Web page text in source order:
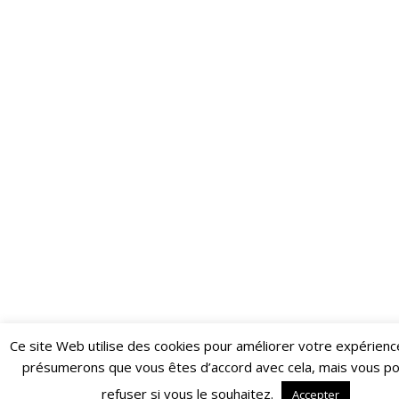
Restez informé·e des dernières actualités du Poing !
ABONNEZ-VOUS À LA NEWSLETTER
Ce site Web utilise des cookies pour améliorer votre
présumerons que vous êtes d’accord avec cela, mais vous
refuser si vous le souhaitez.
Accepter